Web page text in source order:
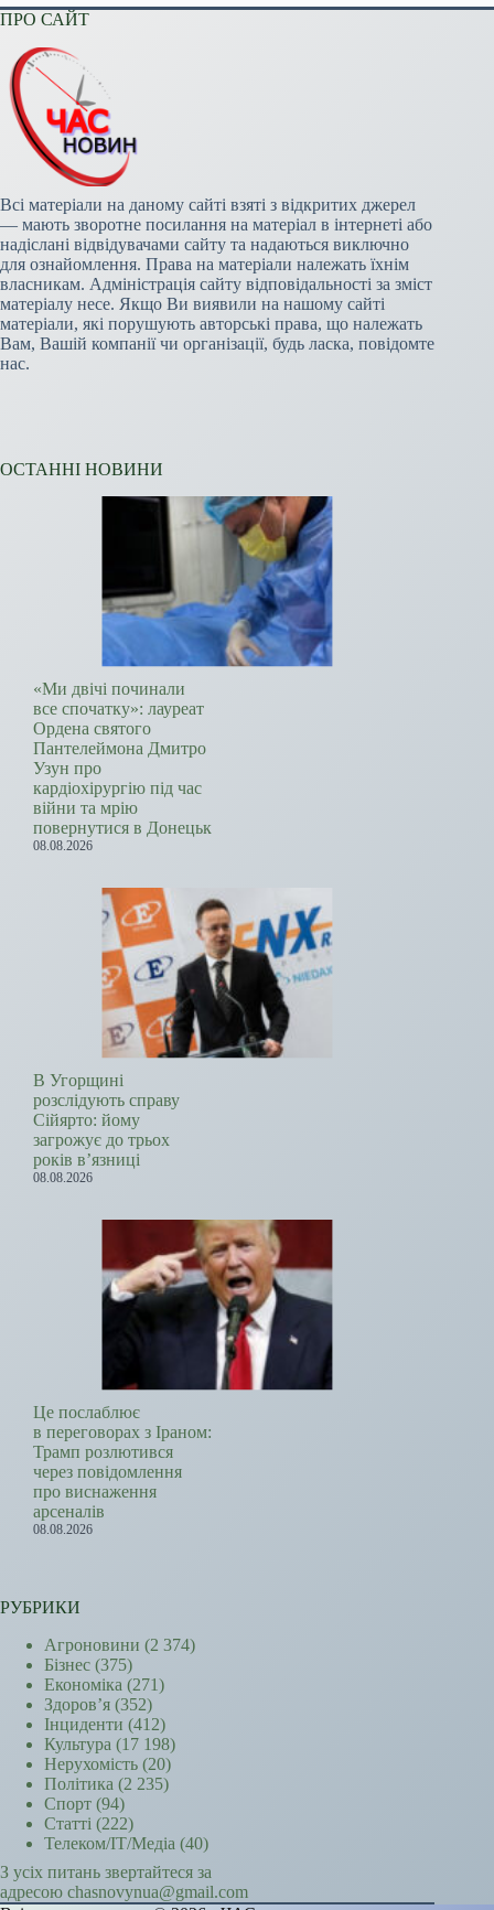
ПРО САЙТ
Всі матеріали на даному сайті взяті з відкритих джерел
— мають зворотне посилання на матеріал в інтернеті або
надіслані відвідувачами сайту та надаються виключно
для ознайомлення. Права на матеріали належать їхнім
власникам. Адміністрація сайту відповідальності за зміст
матеріалу несе. Якщо Ви виявили на нашому сайті
матеріали, які порушують авторські права, що належать
Вам, Вашій компанії чи організації, будь ласка, повідомте
нас.
ОСТАННІ НОВИНИ
«Ми двічі починали
все спочатку»: лауреат
Ордена святого
Пантелеймона Дмитро
Узун про
кардіохірургію під час
війни та мрію
повернутися в Донецьк
08.08.2026
В Угорщині
розслідують справу
Сійярто: йому
загрожує до трьох
років в’язниці
08.08.2026
Це послаблює
в переговорах з Іраном:
Трамп розлютився
через повідомлення
про виснаження
арсеналів
08.08.2026
РУБРИКИ
Агроновини (2 374)
Бізнес (375)
Економіка (271)
Здоров’я (352)
Інциденти (412)
Культура (17 198)
Нерухомість (20)
Політика (2 235)
Спорт (94)
Статті (222)
Телеком/ІТ/Медіа (40)
З усіх питань звертайтеся за
адресою chasnovynua@gmail.com